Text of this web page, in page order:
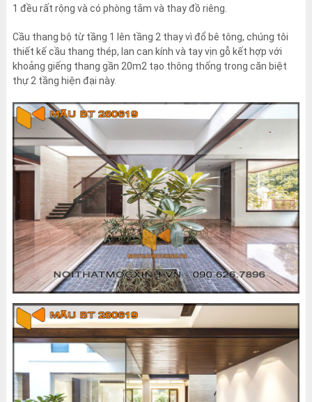
1 đều rất rộng và có phòng tắm và thay đồ riêng.
Cầu thang bộ từ tầng 1 lên tầng 2 thay vì đổ bê tông, chúng tôi
thiết kế cầu thang thép, lan can kính và tay vịn gỗ kết hợp với
khoảng giếng thang gần 20m2 tạo thông thống trong căn biệt
thự 2 tầng hiện đại này.